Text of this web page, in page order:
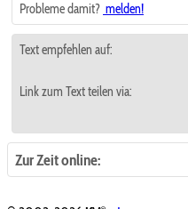
Probleme damit? melden!
Text empfehlen auf:
Link zum Text teilen via:
Zur Zeit online: